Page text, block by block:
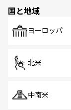
で、ホ
国と地域
ヨーロッパ
北米
中南米